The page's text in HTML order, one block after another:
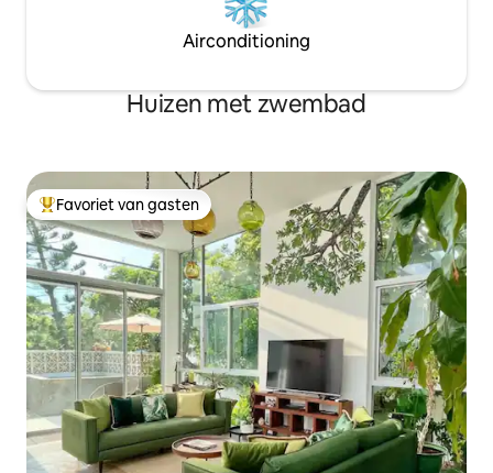
Airconditioning
Huizen met zwembad
Topfavoriet van gasten
Favoriet van gasten